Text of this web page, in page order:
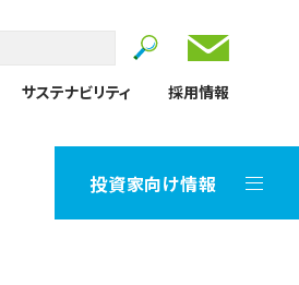
Search
サステナビリティ 採用情報
投資家向け情報